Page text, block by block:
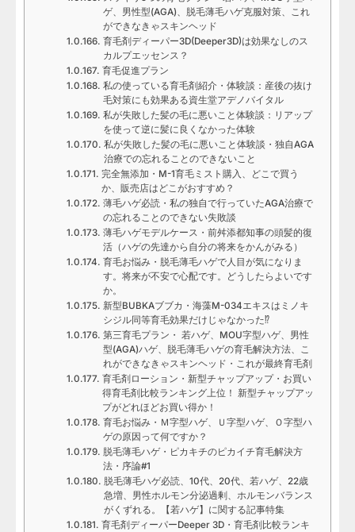
ゲ、男性型(AGA)、脱毛薄毛ハゲ克服対策、これ
ができなきゃスキンヘッド
育毛剤ディーパー3D(Deeper3D)は効果なしのス
カルプエッセンス？
育毛促進プラン
私の使っている育毛剤紹介・体験談：産後の抜け
毛対策にも効果ある資生堂アデノバイタル
私が失敗した髪の毛に悪いこと体験談：リアップ
を使って逆に髪に良くなかった体験
私が失敗した髪の毛に悪いこと体験談・独自AGA
治療での忘れることのできないこと
完全無添加・M-1育毛ミスト購入、どこで買う
か、販売店はどこがおすすめ？
薄毛ハゲ必読・私の独自で行っていたAGA治療で
の忘れることのできない失敗談
薄毛ハゲモデルケース・前舛添都知事の頭髪的復
活（ハゲの先達から自分の将来をかんがみる）
育毛お悩み・脱毛薄毛ハゲで人目が気になりま
す。将来が不安で心配です。どうしたらよいです
か。
新型BUBKAブブカ・海藻M-034エキスはミノキ
シジル同等育毛効果だけじゃなかった⁉
第三育毛プラン・ 若ハゲ、MOU字型ハゲ、男性
型(AGA)ハゲ、脱毛薄毛ハゲの育毛解決方法、こ
れができなきゃスキンヘッド・これが最終育毛剤
育毛剤ローション・新型チャップアップ・お買い
得育毛剤比較ランキング上位！ 新型チャップアッ
プがどれほどお買い得か！
育毛お悩み・Ｍ字型ハゲ、Ｕ字型ハゲ、Ｏ字型ハ
ゲの原因って何ですか？
脱毛薄毛ハゲ・ピカキチのピカイチ育毛解決方
法・序論#1
脱毛薄毛ハゲ必読、10代、20代、若ハゲ、22歳
急増、男性ホルモン分泌過剰、ホルモンバランス
がくずれる。【若ハゲ】に関する記事特集
育毛剤ディーパーDeeper 3D・育毛剤比較ランキ